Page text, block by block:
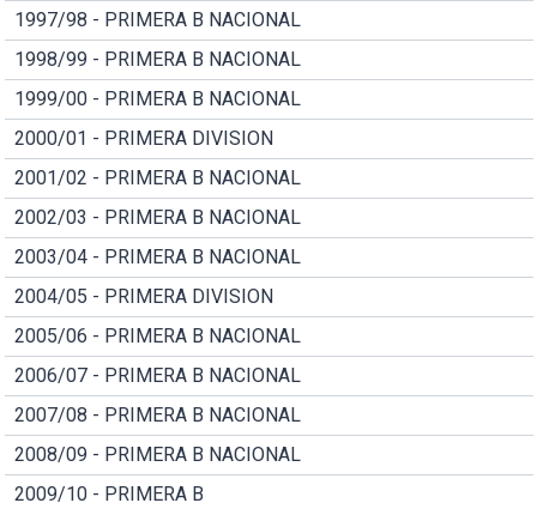
1997/98 - PRIMERA B NACIONAL
1998/99 - PRIMERA B NACIONAL
1999/00 - PRIMERA B NACIONAL
2000/01 - PRIMERA DIVISION
2001/02 - PRIMERA B NACIONAL
2002/03 - PRIMERA B NACIONAL
2003/04 - PRIMERA B NACIONAL
2004/05 - PRIMERA DIVISION
2005/06 - PRIMERA B NACIONAL
2006/07 - PRIMERA B NACIONAL
2007/08 - PRIMERA B NACIONAL
2008/09 - PRIMERA B NACIONAL
2009/10 - PRIMERA B